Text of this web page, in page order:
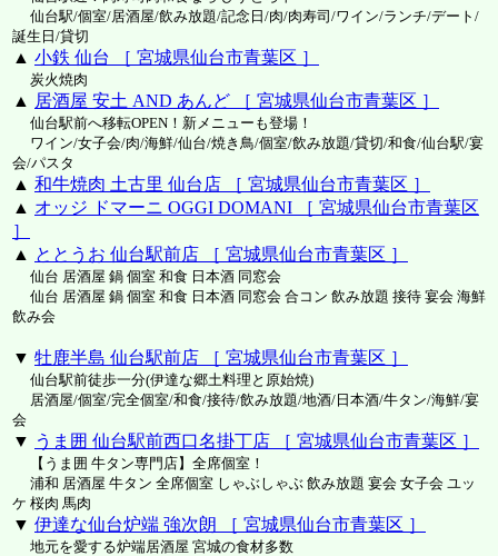
仙台駅/個室/居酒屋/飲み放題/記念日/肉/肉寿司/ワイン/ランチ/デート/
誕生日/貸切
▲ 小鉄 仙台 ［ 宮城県仙台市青葉区 ］
炭火焼肉
▲ 居酒屋 安土 AND あんど ［ 宮城県仙台市青葉区 ］
仙台駅前へ移転OPEN！新メニューも登場！
ワイン/女子会/肉/海鮮/仙台/焼き鳥/個室/飲み放題/貸切/和食/仙台駅/宴
会/パスタ
▲ 和牛焼肉 土古里 仙台店 ［ 宮城県仙台市青葉区 ］
▲ オッジ ドマーニ OGGI DOMANI ［ 宮城県仙台市青葉区
］
▲ ととうお 仙台駅前店 ［ 宮城県仙台市青葉区 ］
仙台 居酒屋 鍋 個室 和食 日本酒 同窓会
仙台 居酒屋 鍋 個室 和食 日本酒 同窓会 合コン 飲み放題 接待 宴会 海鮮
飲み会
▼ 牡鹿半島 仙台駅前店 ［ 宮城県仙台市青葉区 ］
仙台駅前徒歩一分(伊達な郷土料理と原始焼)
居酒屋/個室/完全個室/和食/接待/飲み放題/地酒/日本酒/牛タン/海鮮/宴
会
▼ うま囲 仙台駅前西口名掛丁店 ［ 宮城県仙台市青葉区 ］
【うま囲 牛タン専門店】全席個室！
浦和 居酒屋 牛タン 全席個室 しゃぶしゃぶ 飲み放題 宴会 女子会 ユッ
ケ 桜肉 馬肉
▼ 伊達な仙台炉端 強次朗 ［ 宮城県仙台市青葉区 ］
地元を愛する炉端居酒屋 宮城の食材多数